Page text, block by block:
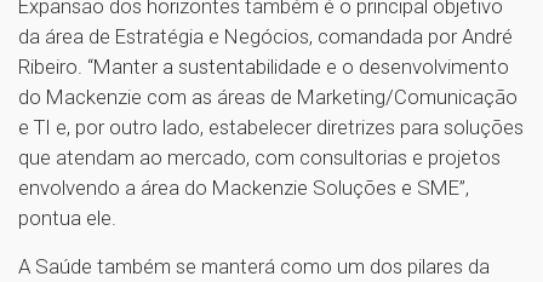
Expansão dos horizontes também é o principal objetivo
da área de Estratégia e Negócios, comandada por André
Ribeiro. “Manter a sustentabilidade e o desenvolvimento
do Mackenzie com as áreas de Marketing/Comunicação
e TI e, por outro lado, estabelecer diretrizes para soluções
que atendam ao mercado, com consultorias e projetos
envolvendo a área do Mackenzie Soluções e SME”,
pontua ele.
A Saúde também se manterá como um dos pilares da